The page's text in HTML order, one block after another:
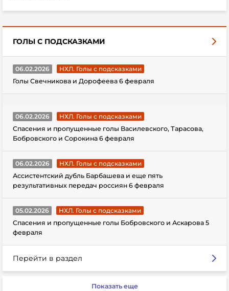
ГОЛЫ С ПОДСКАЗКАМИ
06.02.2026
НХЛ. Голы с подсказками
Голы Свечникова и Дорофеева 6 февраля
06.02.2026
НХЛ. Голы с подсказками
Спасения и пропущенные голы Василевского, Тарасова,
Бобровского и Сорокина 6 февраля
06.02.2026
НХЛ. Голы с подсказками
Ассистентский дубль Барбашева и еще пять
результативных передач россиян 6 февраля
05.02.2026
НХЛ. Голы с подсказками
Спасения и пропущенные голы Бобровского и Аскарова 5
февраля
Перейти в раздел
Показать еще